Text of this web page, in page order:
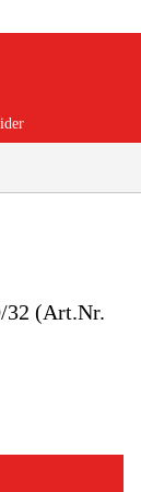
32 (Art.Nr.